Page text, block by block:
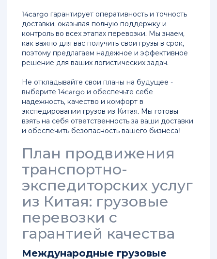
перевозки
груза
из
Китая
Перевозка
из
Китая
в
Россию
Автодоставка
Международные
грузоперевозки
Как
купить
мебель
в
Китае
морские
14cargo гарантирует оперативность и точность
доставки, оказывая полную поддержку и
контроль во всех этапах перевозки. Мы знаем,
как важно для вас получить свои грузы в срок,
поэтому предлагаем надежное и эффективное
решение для ваших логистических задач.
Не откладывайте свои планы на будущее -
выберите 14cargo и обеспечьте себе
надежность, качество и комфорт в
экспедировании грузов из Китая. Мы готовы
взять на себя ответственность за ваши доставки
и обеспечить безопасность вашего бизнеса!
План продвижения
транспортно-
экспедиторских услуг
из Китая: грузовые
перевозки с
гарантией качества
Международные грузовые